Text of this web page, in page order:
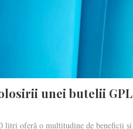
unei butelii GPL
litri oferă o multitudine de beneficii și